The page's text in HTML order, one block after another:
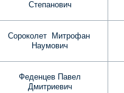
Степанович
Сороколет Митрофан
Наумович
Феденцев Павел
Дмитриевич